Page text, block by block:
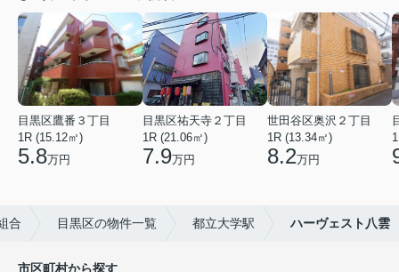
目黒区鷹番３丁目
1R (15.12㎡)
5.8万円
目黒区祐天寺２丁目
1R (21.06㎡)
7.9万円
世田谷区奥沢２丁目
1R (13.34㎡)
8.2万円
合 目黒区の物件一覧 都立大学駅 ハーヴェスト八雲
市区町村から探す